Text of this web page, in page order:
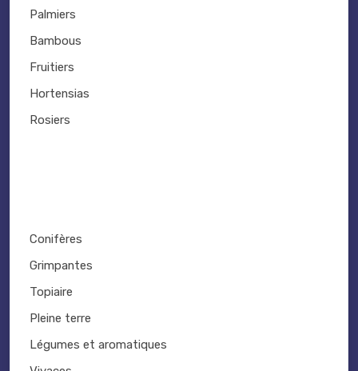
Palmiers
Bambous
Fruitiers
Hortensias
Rosiers
Conifères
Grimpantes
Topiaire
Pleine terre
Légumes et aromatiques